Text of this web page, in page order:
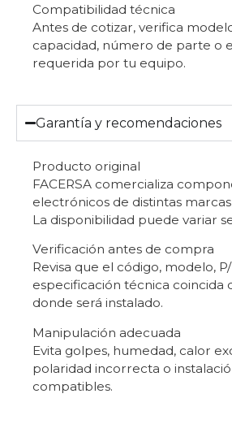
Compatibilidad técnica
Antes de cotizar, verifica
capacidad, número de parte o
requerida por tu equipo.
Garantía y recomendaciones
Producto original
FACERSA comercializa
electrónicos de distintas
La disponibilidad puede variar
Verificación antes de compra
Revisa que el código, modelo,
especificación técnica coincida
donde será instalado.
Manipulación adecuada
Evita golpes, humedad, calor
polaridad incorrecta o
compatibles.